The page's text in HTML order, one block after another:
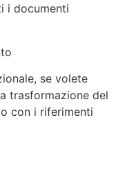
i documenti
se volete
trasformazione del
con i riferimenti